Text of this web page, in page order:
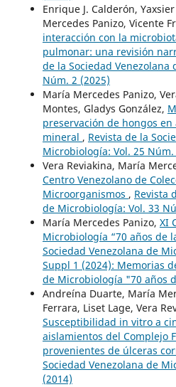
Enrique J. Calderón,
Mercedes Panizo, Vicente
interacción con la
pulmonar: una revisión
de la Sociedad Venezolana
Núm. 2 (2025)
María Mercedes Panizo,
Montes, Gladys González,
preservación de hongos
mineral , Revista de la
Microbiología: Vol. 25 Núm.
Vera Reviakina, María
Centro Venezolano de
Microorganismos , Revista
de Microbiología: Vol. 33
María Mercedes Panizo, XI
Microbiología “70 años de
Sociedad Venezolana de
Suppl 1 (2024): Memorias
de Microbiología "70 años
Andreína Duarte, María
Ferrara, Liset Lage, Vera
Susceptibilidad in vitro a
aislamientos del Complejo
provenientes de úlceras
Sociedad Venezolana de
(2014)